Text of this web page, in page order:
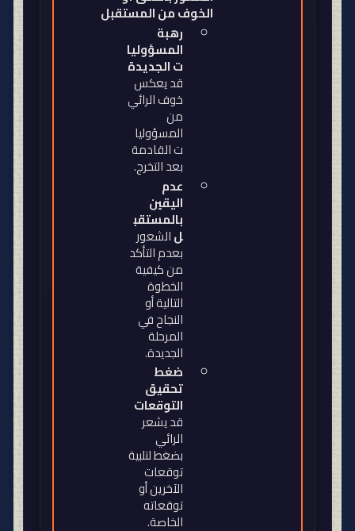
الخوف من المستقبل
رهبة
المسؤوليا
ت الجديدة
قد يعكس
خوف الرائي
من
المسؤوليا
ت القادمة
بعد التخرج.
عدم
اليقين
بالمستقب
لالشعور
بعدم التأكد
من كيفية
الخطوة
التالية أو
النجاح في
المرحلة
الجديدة.
ضغط
تحقيق
التوقعات
قد يشعر
الرائي
بضغط لتلبية
توقعات
الآخرين أو
توقعاته
الخاصة.